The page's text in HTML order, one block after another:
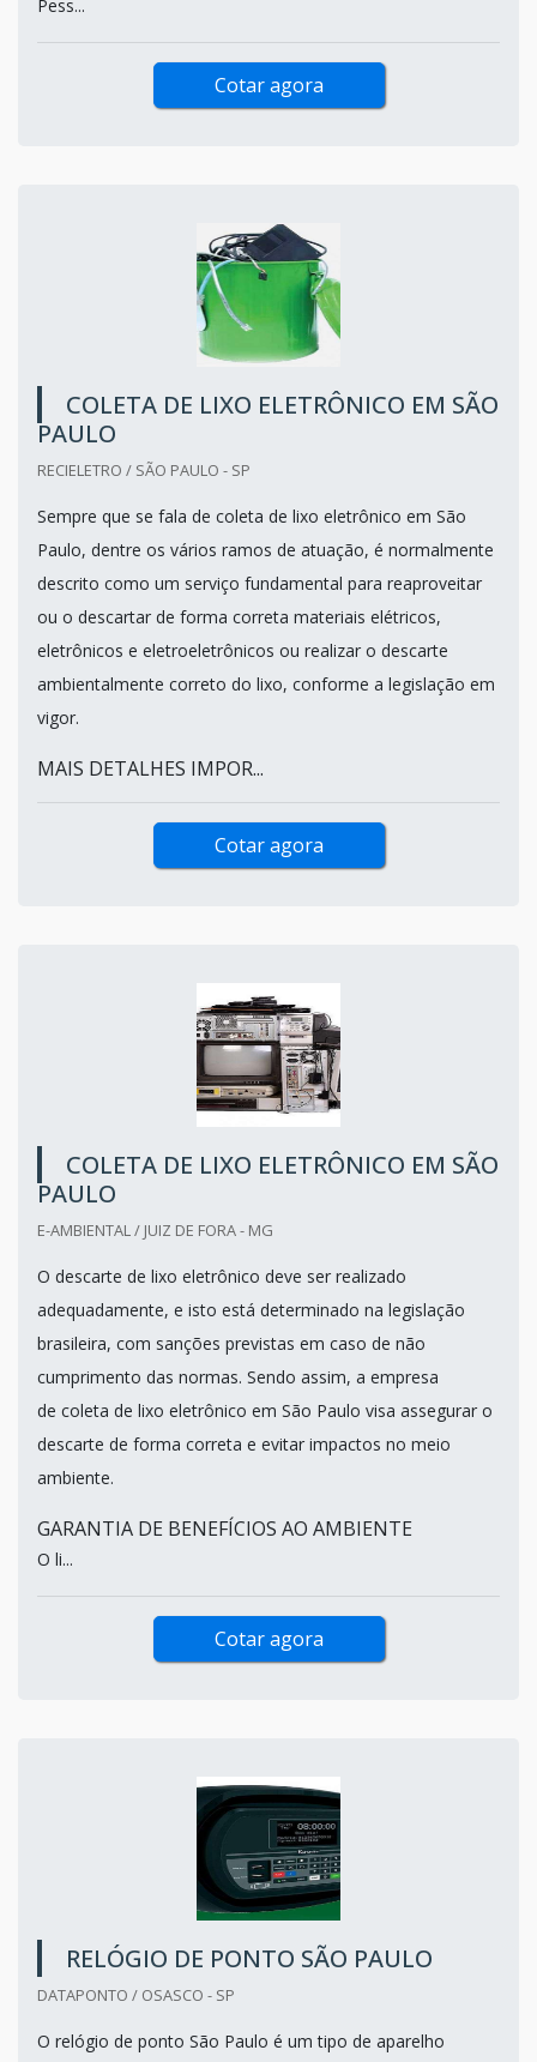
Pess...
Cotar agora
COLETA DE LIXO ELETRÔNICO EM SÃO
PAULO
RECIELETRO / SÃO PAULO - SP
Sempre que se fala de coleta de lixo eletrônico em São
Paulo, dentre os vários ramos de atuação, é normalmente
descrito como um serviço fundamental para reaproveitar
ou o descartar de forma correta materiais elétricos,
eletrônicos e eletroeletrônicos ou realizar o descarte
ambientalmente correto do lixo, conforme a legislação em
vigor.
MAIS DETALHES IMPOR...
Cotar agora
COLETA DE LIXO ELETRÔNICO EM SÃO
PAULO
E-AMBIENTAL / JUIZ DE FORA - MG
O descarte de lixo eletrônico deve ser realizado
adequadamente, e isto está determinado na legislação
brasileira, com sanções previstas em caso de não
cumprimento das normas. Sendo assim, a empresa
de coleta de lixo eletrônico em São Paulo visa assegurar o
descarte de forma correta e evitar impactos no meio
ambiente.
GARANTIA DE BENEFÍCIOS AO AMBIENTE
O li...
Cotar agora
RELÓGIO DE PONTO SÃO PAULO
DATAPONTO / OSASCO - SP
O relógio de ponto São Paulo é um tipo de aparelho